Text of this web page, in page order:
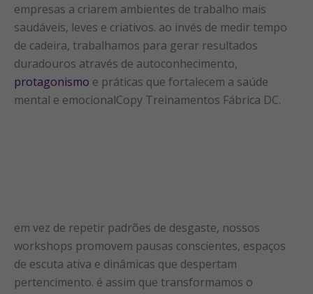
empresas a criarem ambientes de trabalho mais
saudáveis, leves e criativos. ao invés de medir tempo
de cadeira, trabalhamos para gerar resultados
duradouros através de autoconhecimento,
protagonismo e práticas que fortalecem a saúde
mental e emocionalCopy Treinamentos Fábrica DC.
em vez de repetir padrões de desgaste, nossos
workshops promovem pausas conscientes, espaços
de escuta ativa e dinâmicas que despertam
pertencimento. é assim que transformamos o